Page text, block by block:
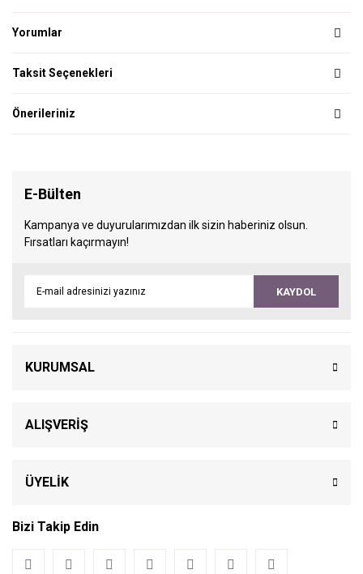
Yorumlar
Taksit Seçenekleri
Önerileriniz
E-Bülten
Kampanya ve duyurularımızdan ilk sizin haberiniz olsun.
Fırsatları kaçırmayın!
KAYDOL
KURUMSAL
ALIŞVERİŞ
ÜYELİK
Bizi Takip Edin